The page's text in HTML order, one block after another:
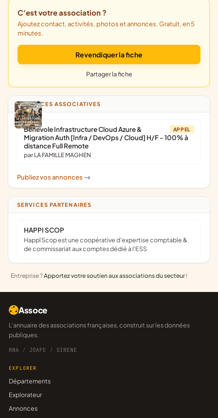
C'est votre association ?
Ajoutez contact, activités, photos et annonces. Gratuit, en 5
minutes.
Revendiquer la fiche
Partager la fiche
ANNONCES ASSOCIATIVES
APPEL
Bénévole Infrastructure Cloud Azure &
Migration Auth [Infra / DevOps / Cloud] H/F - 100% à
distance Full Remote
par LA FAMILLE MAGHEN
Publiez vos annonces ->
SERVICES PARTENAIRES
HAPPI SCOP
Happï Scop est une coopérative d’expertise comptable &
de commissariat aux comptes dédié à l'ESS
Entreprise ?Apportez votre soutien aux associations du secteur !
Assoce
L'annuaire des associations françaises, construit sur les données
publiques.
RNA / JOAFE / SIRENE
EXPLORER
Départements
Explorateur
Annonces